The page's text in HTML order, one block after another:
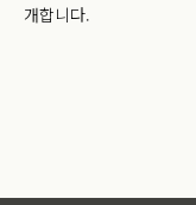
개합니다.